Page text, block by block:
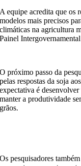
A equipe acredita que os
modelos mais precisos
climáticas na agricultura
Painel
O próximo passo da
pelas respostas da soja
expectativa é desenvolver
manter a produtividade
grãos.
Os pesquisadores